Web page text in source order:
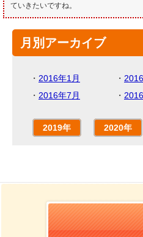
ていきたいですね。
月別アーカイブ
・ 2016年1月 ・
・ 2016年7月 ・
2019年 2020年